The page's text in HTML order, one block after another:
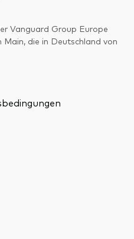
Vanguard Group Europe
die in Deutschland von